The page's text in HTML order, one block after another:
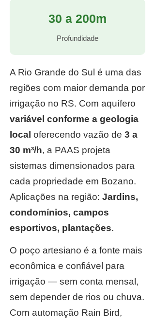
30 a 200m
Profundidade
A Rio Grande do Sul é uma das
regiões com maior demanda por
irrigação no RS. Com aquífero
variável conforme a geologia
local oferecendo vazão de 3 a
30 m³/h, a PAAS projeta
sistemas dimensionados para
cada propriedade em Bozano.
Aplicações na região: Jardins,
condomínios, campos
esportivos, plantações.
O poço artesiano é a fonte mais
econômica e confiável para
irrigação — sem conta mensal,
sem depender de rios ou chuva.
Com automação Rain Bird,